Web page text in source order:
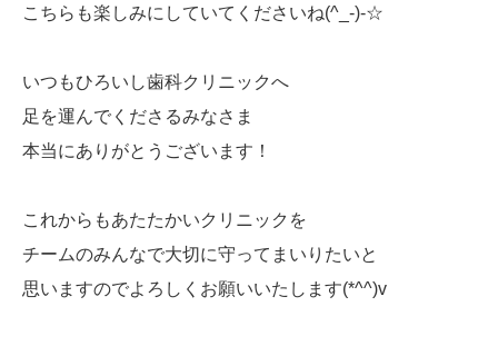
こちらも楽しみにしていてくださいね(^_-)-☆
いつもひろいし歯科クリニックへ
足を運んでくださるみなさま
本当にありがとうございます！
これからもあたたかいクリニックを
チームのみんなで大切に守ってまいりたいと
思いますのでよろしくお願いいたします(*^^)v